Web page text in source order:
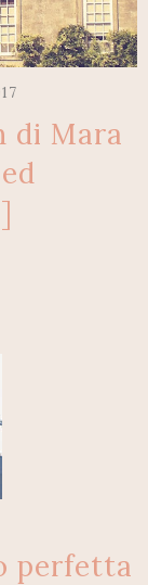
di Mara
perfetta